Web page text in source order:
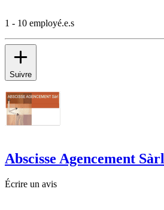
1 - 10 employé.e.s
Suivre
Abscisse Agencement Sàrl
Écrire un avis